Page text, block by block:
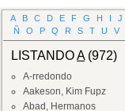
A B C D E F G H I J
Ñ
O P Q R S T U V
LISTANDOA(972)
A-rredondo
Aakeson, Kim Fupz
Abad, Hermanos